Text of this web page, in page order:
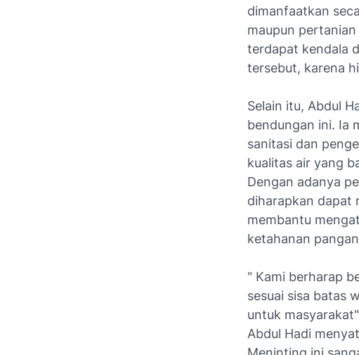
dimanfaatkan
maupun
terdapat kendala
tersebut, karena
Selain itu, Abdul
bendungan ini. Ia
sanitasi dan
kualitas air yang
Dengan adanya
diharapkan dapat
membantu
ketahanan
" Kami berharap
sesuai sisa batas
untuk
Abdul Hadi